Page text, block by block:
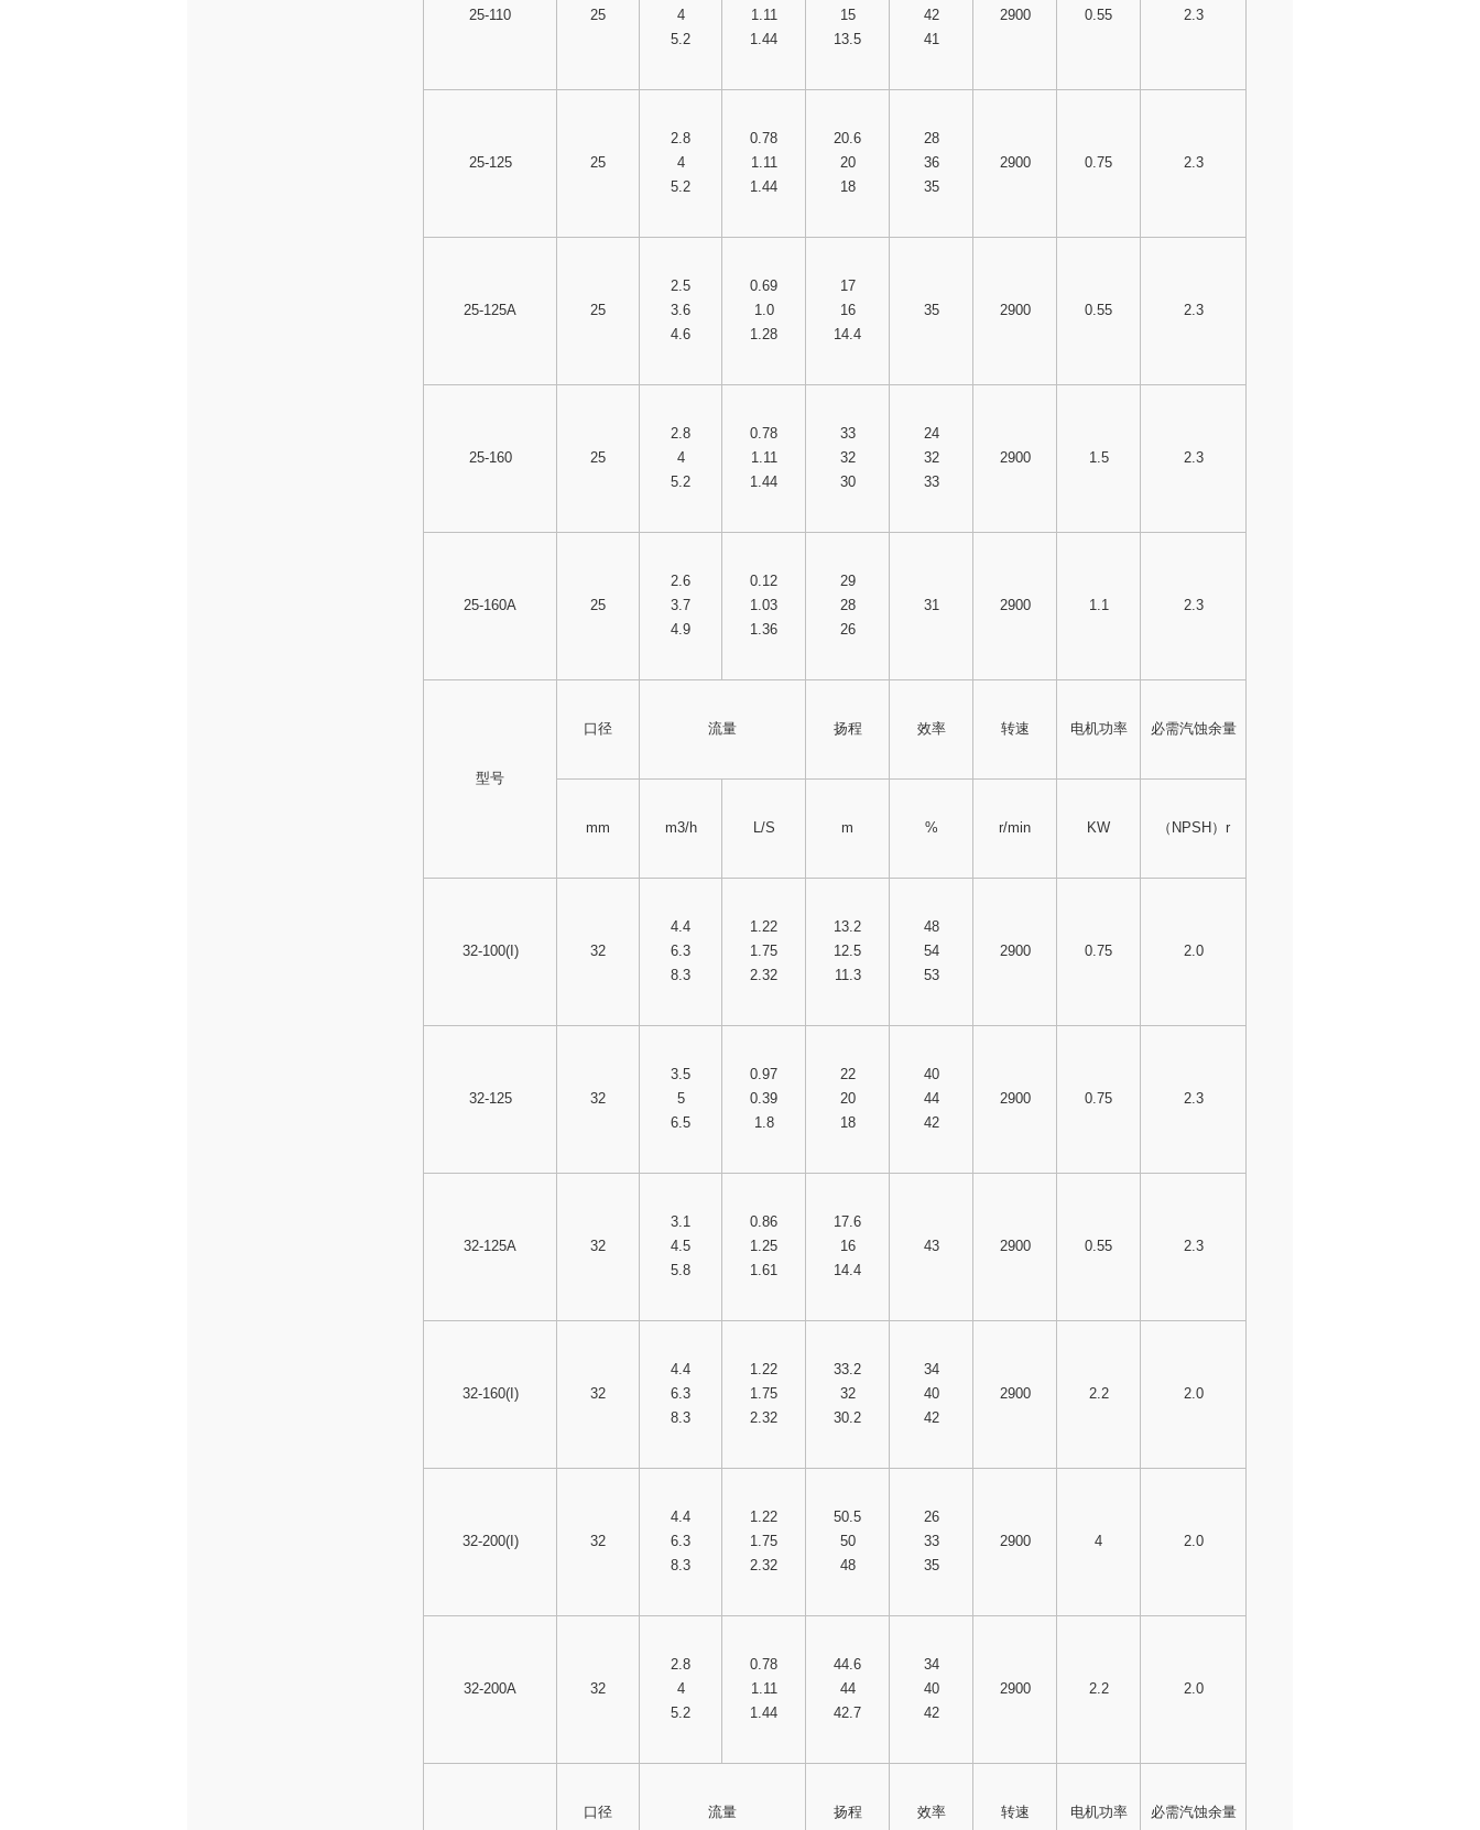
25-110 25
4
5.2
1.11
1.44
15
13.5
42
41
2900 0.55 2.3
25-125 25
2.8
4
5.2
0.78
1.11
1.44
20.6
20
18
28
36
35
2900 0.75 2.3
25-125A 25
2.5
3.6
4.6
0.69
1.0
1.28
17
16
14.4
35 2900 0.55 2.3
25-160 25
2.8
4
5.2
0.78
1.11
1.44
33
32
30
24
32
33
2900 1.5 2.3
25-160A 25
2.6
3.7
4.9
0.12
1.03
1.36
29
28
26
31 2900 1.1 2.3
型号
口径 流量 扬程 效率 转速 电机功率 必需汽蚀余量
mm m3/h L/S m % r/min KW （NPSH）r
32-100(I) 32
4.4
6.3
8.3
1.22
1.75
2.32
13.2
12.5
11.3
48
54
53
2900 0.75 2.0
32-125 32
3.5
5
6.5
0.97
0.39
1.8
22
20
18
40
44
42
2900 0.75 2.3
32-125A 32
3.1
4.5
5.8
0.86
1.25
1.61
17.6
16
14.4
43 2900 0.55 2.3
32-160(I) 32
4.4
6.3
8.3
1.22
1.75
2.32
33.2
32
30.2
34
40
42
2900 2.2 2.0
32-200(I) 32
4.4
6.3
8.3
1.22
1.75
2.32
50.5
50
48
26
33
35
2900 4 2.0
32-200A 32
2.8
4
5.2
0.78
1.11
1.44
44.6
44
42.7
34
40
42
2900 2.2 2.0
口径 流量 扬程 效率 转速 电机功率 必需汽蚀余量